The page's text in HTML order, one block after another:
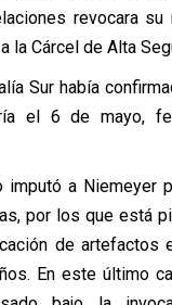
revocara su
la Cárcel de Alta
Sur había
el 6 de mayo,
imputó a Niemeyer
por los que está
de artefactos
En este último